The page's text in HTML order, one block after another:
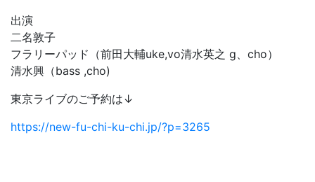
出演
二名敦子
フラリーパッド（前田大輔uke,vo清水英之 g、cho）
清水興（bass ,cho)
東京ライブのご予約は↓
https://new-fu-chi-ku-chi.jp/?p=3265